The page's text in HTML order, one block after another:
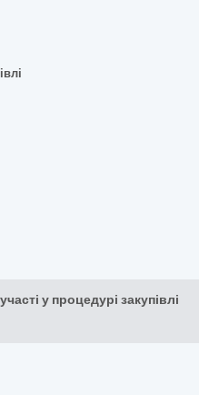
у процедурі закупівлі